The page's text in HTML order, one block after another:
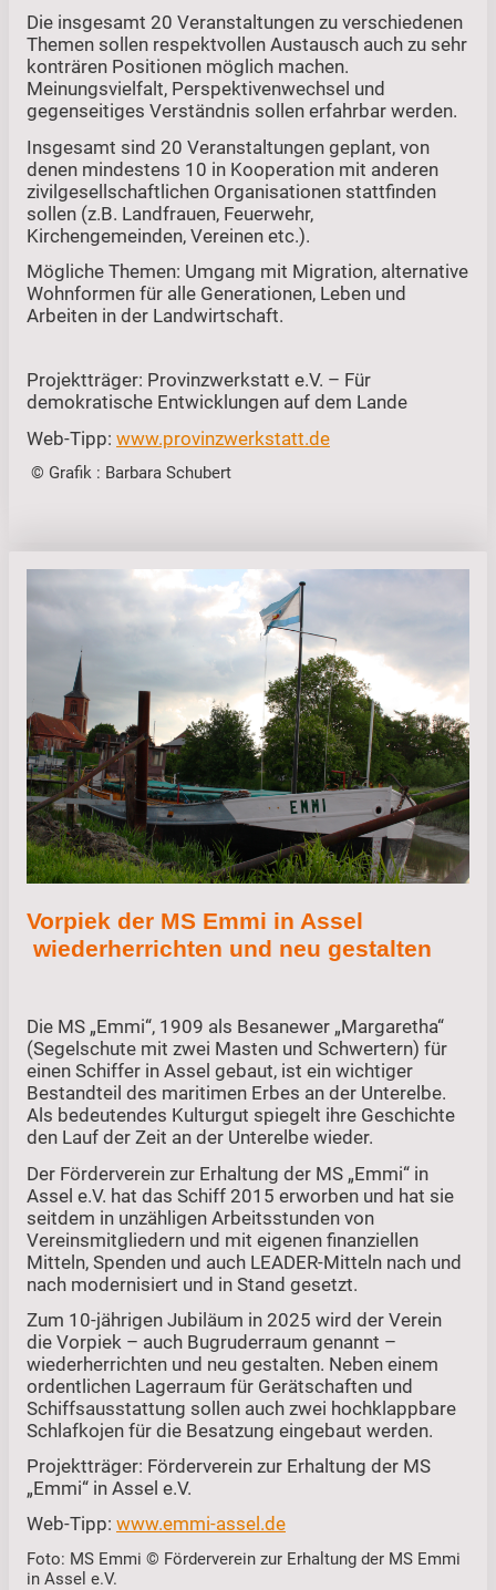
Die insgesamt 20 Veranstaltungen zu verschiedenen
Themen sollen respektvollen Austausch auch zu sehr
konträren Positionen möglich machen.
Meinungsvielfalt, Perspektivenwechsel und
gegenseitiges Verständnis sollen erfahrbar werden.
Insgesamt sind 20 Veranstaltungen geplant, von
denen mindestens 10 in Kooperation mit anderen
zivilgesellschaftlichen Organisationen stattfinden
sollen (z.B. Landfrauen, Feuerwehr,
Kirchengemeinden, Vereinen etc.).
Mögliche Themen: Umgang mit Migration, alternative
Wohnformen für alle Generationen, Leben und
Arbeiten in der Landwirtschaft.
Projektträger: Provinzwerkstatt e.V. – Für
demokratische Entwicklungen auf dem Lande
Web-Tipp: www.provinzwerkstatt.de
© Grafik : Barbara Schubert
Vorpiek der MS Emmi in Assel
wiederherrichten und neu gestalten
Die MS „Emmi“, 1909 als Besanewer „Margaretha“
(Segelschute mit zwei Masten und Schwertern) für
einen Schiffer in Assel gebaut, ist ein wichtiger
Bestandteil des maritimen Erbes an der Unterelbe.
Als bedeutendes Kulturgut spiegelt ihre Geschichte
den Lauf der Zeit an der Unterelbe wieder.
Der Förderverein zur Erhaltung der MS „Emmi“ in
Assel e.V. hat das Schiff 2015 erworben und hat sie
seitdem in unzähligen Arbeitsstunden von
Vereinsmitgliedern und mit eigenen finanziellen
Mitteln, Spenden und auch LEADER-Mitteln nach und
nach modernisiert und in Stand gesetzt.
Zum 10-jährigen Jubiläum in 2025 wird der Verein
die Vorpiek – auch Bugruderraum genannt –
wiederherrichten und neu gestalten. Neben einem
ordentlichen Lagerraum für Gerätschaften und
Schiffsausstattung sollen auch zwei hochklappbare
Schlafkojen für die Besatzung eingebaut werden.
Projektträger: Förderverein zur Erhaltung der MS
„Emmi“ in Assel e.V.
Web-Tipp: www.emmi-assel.de
Foto: MS Emmi © Förderverein zur Erhaltung der MS Emmi
in Assel e.V.